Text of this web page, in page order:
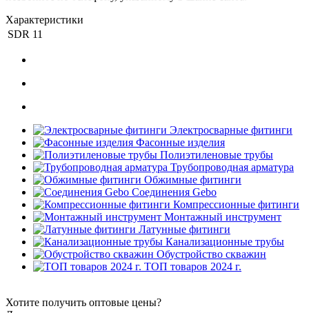
Характеристики
SDR 11
Электросварные фитинги
Фасонные изделия
Полиэтиленовые трубы
Трубопроводная арматура
Обжимные фитинги
Соединения Gebo
Компрессионные фитинги
Монтажный инструмент
Латунные фитинги
Канализационные трубы
Обустройство скважин
ТОП товаров 2024 г.
Хотите получить оптовые цены?